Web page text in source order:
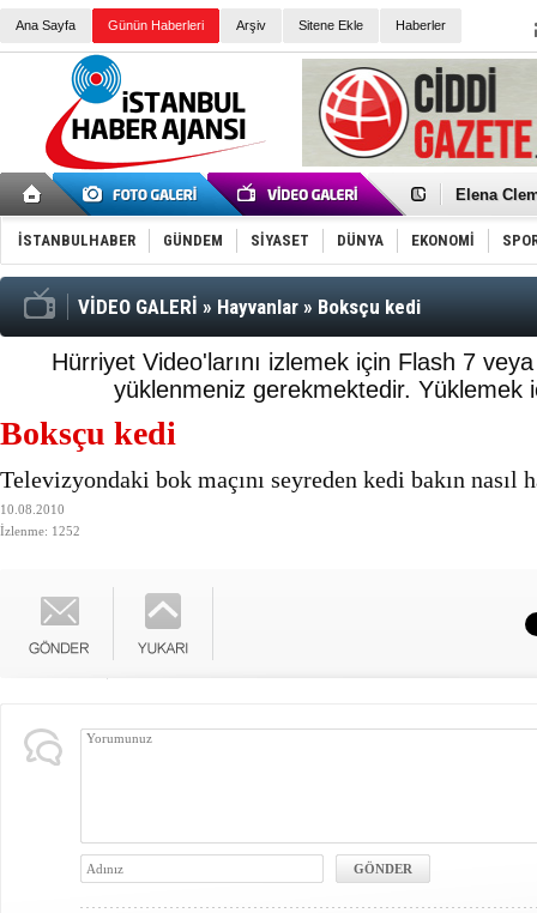
Ana Sayfa Günün Haberleri Arşiv Sitene Ekle Haberler
Elena
Düşük
Türk
Töreninde
İkinci El
Guguk
Yeri
Ceza
Kayyum
'Kurultay
İSTANBULHABER GÜNDEM SİYASET DÜNYA EKONOMİ
VİDEO GALERİ » Hayvanlar » Boksçu kedi
Hürriyet Video'larını izlemek için Flash 7
yüklenmeniz gerekmektedir. Yüklemek
Boksçu kedi
Televizyondaki bok maçını seyreden kedi bakın nasıl
10.08.2010
İzlenme: 1252